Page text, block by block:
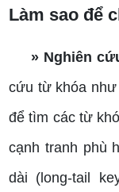
Làm sao để
» Nghiên
cứu từ khóa như
để tìm các từ
cạnh tranh phù
dài (long-tail